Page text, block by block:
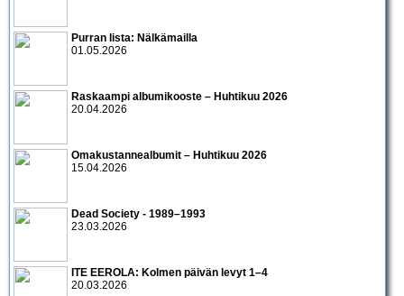
Purran lista: Nälkämailla
01.05.2026
Raskaampi albumikooste – Huhtikuu 2026
20.04.2026
Omakustannealbumit – Huhtikuu 2026
15.04.2026
Dead Society - 1989–1993
23.03.2026
ITE EEROLA: Kolmen päivän levyt 1–4
20.03.2026